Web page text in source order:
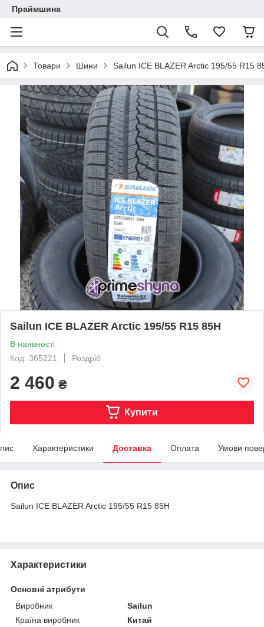
Праймшина
Товари Шини Sailun ICE BLAZER Arctic 195/55 R15
Sailun ICE BLAZER Arctic 195/55 R15 85H
В наявності
Код: 365221
Роздріб
2 460 ₴
Купити
Характеристики Доставка Оплата Умови
Опис
Sailun ICE BLAZER Arctic 195/55 R15 85H
Характеристики
Основні атрибути
Виробник
Sailun
Країна виробник
Китай